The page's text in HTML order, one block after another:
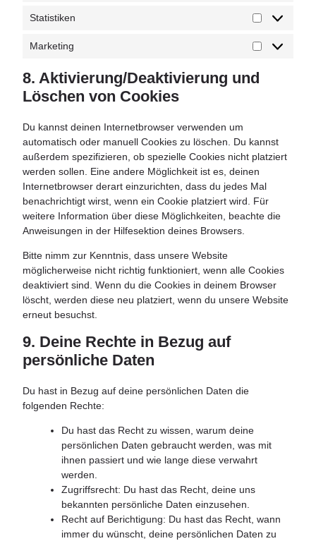
Statistiken
Marketing
8. Aktivierung/Deaktivierung und
Löschen von Cookies
Du kannst deinen Internetbrowser verwenden um
automatisch oder manuell Cookies zu löschen. Du kannst
außerdem spezifizieren, ob spezielle Cookies nicht platziert
werden sollen. Eine andere Möglichkeit ist es, deinen
Internetbrowser derart einzurichten, dass du jedes Mal
benachrichtigt wirst, wenn ein Cookie platziert wird. Für
weitere Information über diese Möglichkeiten, beachte die
Anweisungen in der Hilfesektion deines Browsers.
Bitte nimm zur Kenntnis, dass unsere Website
möglicherweise nicht richtig funktioniert, wenn alle Cookies
deaktiviert sind. Wenn du die Cookies in deinem Browser
löscht, werden diese neu platziert, wenn du unsere Website
erneut besuchst.
9. Deine Rechte in Bezug auf
persönliche Daten
Du hast in Bezug auf deine persönlichen Daten die
folgenden Rechte:
Du hast das Recht zu wissen, warum deine
persönlichen Daten gebraucht werden, was mit
ihnen passiert und wie lange diese verwahrt
werden.
Zugriffsrecht: Du hast das Recht, deine uns
bekannten persönliche Daten einzusehen.
Recht auf Berichtigung: Du hast das Recht, wann
immer du wünscht, deine persönlichen Daten zu